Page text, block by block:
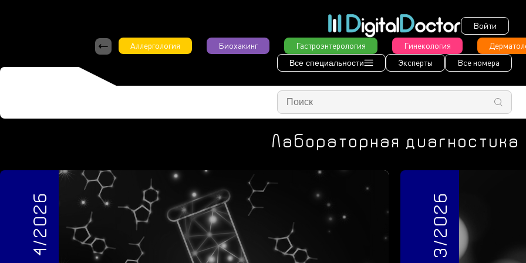
Войти
Аллергология
Биохакинг Гастроэнтерология Гинекология
Все специальности Эксперты Все номера
Лабораторная диагностика
4/2026 3/2026